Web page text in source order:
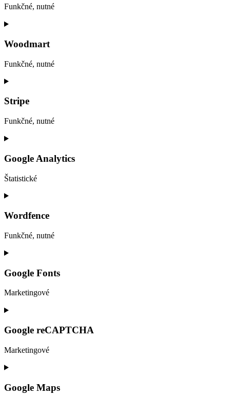
Funkčné, nutné
Consent
service
cookie-
consent
Woodmart
Funkčné, nutné
Consent
service
woodmart
Stripe
Funkčné, nutné
Consent
service
Google Analytics
Štatistické
Consent
service
analytics
Wordfence
Funkčné, nutné
Consent
service
wordfence
Google Fonts
Marketingové
Consent
service
google-
fonts
Google reCAPTCHA
Marketingové
Consent
service
google-
Google Maps